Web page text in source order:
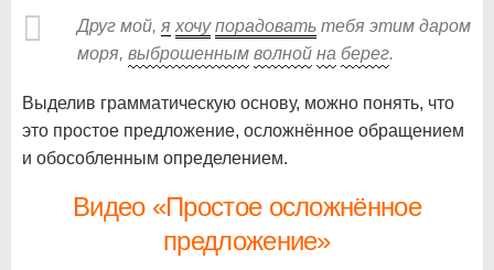
Друг мой, я хочу порадовать тебя этим даром
моря, выброшенным волной на берег.
Выделив грамматическую основу, можно понять, что
это простое предложение, осложнённое обращением
и обособленным определением.
Видео «Простое осложнённое
предложение»